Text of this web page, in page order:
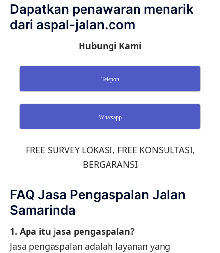
Dapatkan penawaran menarik
dari aspal-jalan.com
Hubungi Kami
Telepon
Whatsapp
FREE SURVEY LOKASI, FREE KONSULTASI,
BERGARANSI
FAQ Jasa Pengaspalan Jalan
Samarinda
1. Apa itu jasa pengaspalan?
Jasa pengaspalan adalah layanan yang